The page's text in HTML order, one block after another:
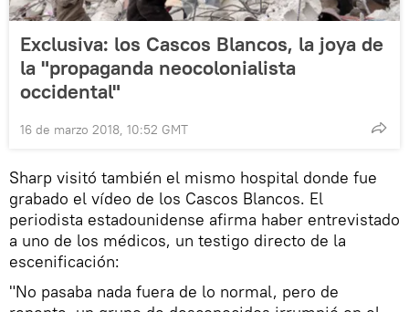
Exclusiva: los Cascos Blancos, la joya de
la "propaganda neocolonialista
occidental"
16 de marzo 2018, 10:52 GMT
Sharp visitó también el mismo hospital donde fue
grabado el vídeo de los Cascos Blancos. El
periodista estadounidense afirma haber entrevistado
a uno de los médicos, un testigo directo de la
escenificación:
"No pasaba nada fuera de lo normal, pero de